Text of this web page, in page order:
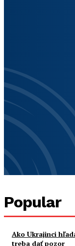
Popular
Ako Ukrajinci
treba dať pozor